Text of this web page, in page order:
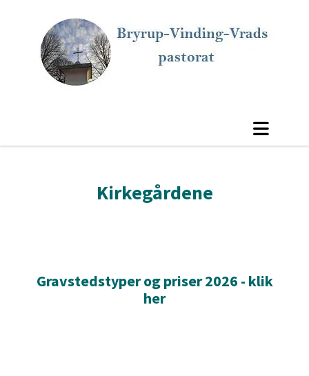
Kirkegårdene
Gravstedstyper og priser 2026 - klik
her